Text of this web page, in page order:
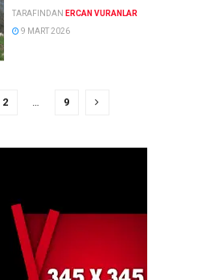
TARAFINDAN ERCAN VURANLAR
9 MART 2026
2 … 9